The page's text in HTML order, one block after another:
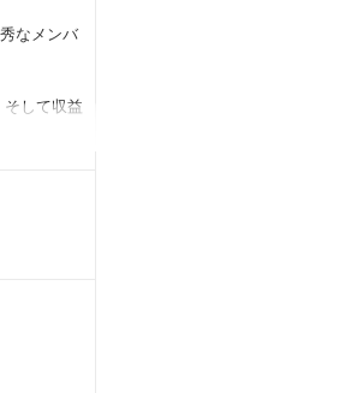
なメンバ
して収益
盤を構
スの最適
せる重